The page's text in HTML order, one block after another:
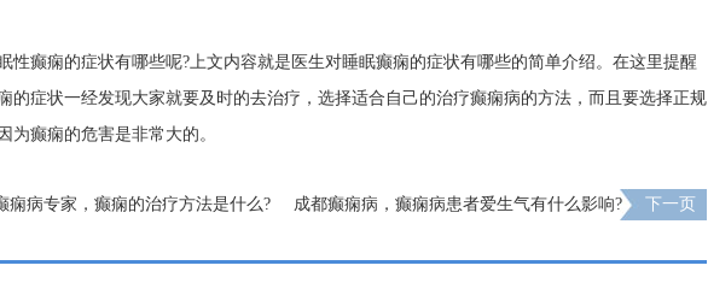
性癫痫的症状有哪些呢?上文内容就是医生对睡眠癫痫的症状有哪些的简单介绍。在这里提醒
的症状一经发现大家就要及时的去治疗，选择适合自己的治疗癫痫病的方法，而且要选择正规
为癫痫的危害是非常大的。
痫病专家，癫痫的治疗方法是什么? 成都癫痫病，癫痫病患者爱生气有什么影响? 下一页